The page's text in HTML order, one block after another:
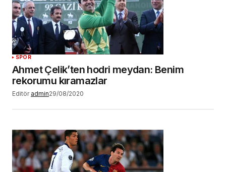
SPOR
Ahmet Çelik’ten hodri meydan: Benim
rekorumu kıramazlar
Editör admin29/08/2020